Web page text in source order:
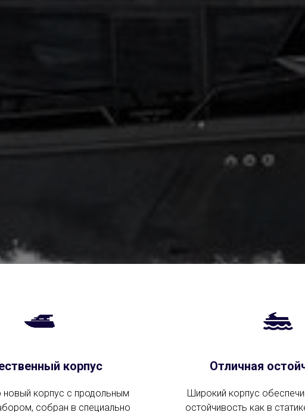
корпус
корпус с продольным
собран в специально
Отличная
Широкий корпус
остойчивость как в